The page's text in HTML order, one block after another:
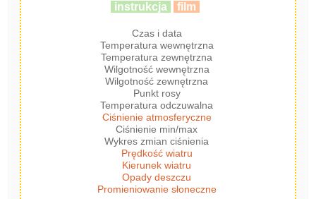
instrukcja film
Czas i data
Temperatura wewnętrzna
Temperatura zewnętrzna
Wilgotność wewnętrzna
Wilgotność zewnętrzna
Punkt rosy
Temperatura odczuwalna
Ciśnienie atmosferyczne
Ciśnienie min/max
Wykres zmian ciśnienia
Prędkość wiatru
Kierunek wiatru
Opady deszczu
Promieniowanie słoneczne